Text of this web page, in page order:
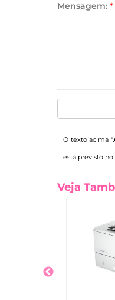
Mensagem:*
O texto acima "
está previsto
Veja